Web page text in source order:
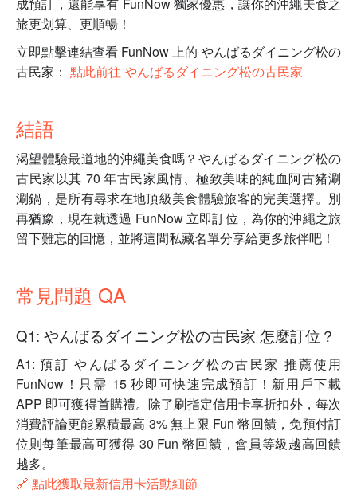
成預訂，還能享有 FunNow 獨家優惠，讓你的沖繩美食之
旅更划算、更順暢！
立即點擊連結查看 FunNow 上的 やんばるダイニング松の
古民家： 點此前往 やんばるダイニング松の古民家
結語
渴望體驗最道地的沖繩美食嗎？やんばるダイニング松の
古民家以其 70 年古民家風情、極致美味的純血阿古豬涮
涮鍋，是所有尋求在地頂級美食體驗旅客的完美選擇。別
再猶豫，現在就透過 FunNow 立即訂位，為你的沖繩之旅
留下難忘的回憶，並將這間私藏名單分享給更多旅伴吧！
常見問題 QA
Q1: やんばるダイニング松の古民家 怎麼訂位？
A1: 預訂 やんばるダイニング松の古民家 推薦使用
FunNow！只需 15 秒即可快速完成預訂！新用戶下載
APP 即可獲得首購禮。除了刷指定信用卡享折扣外，每次
消費評論更能累積最高 3% 無上限 Fun 幣回饋，免預付訂
位則每筆最高可獲得 30 Fun 幣回饋，會員等級越高回饋
越多。
🔗 點此獲取最新信用卡活動細節